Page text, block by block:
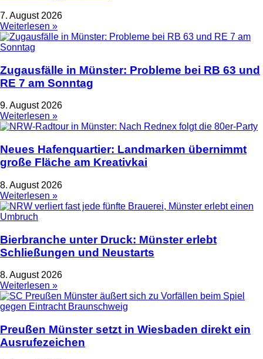
7. August 2026
Weiterlesen »
Zugausfälle in Münster: Probleme bei RB 63 und
RE 7 am Sonntag
9. August 2026
Weiterlesen »
Neues Hafenquartier: Landmarken übernimmt
große Fläche am Kreativkai
8. August 2026
Weiterlesen »
Bierbranche unter Druck: Münster erlebt
Schließungen und Neustarts
8. August 2026
Weiterlesen »
Preußen Münster setzt in Wiesbaden direkt ein
Ausrufezeichen